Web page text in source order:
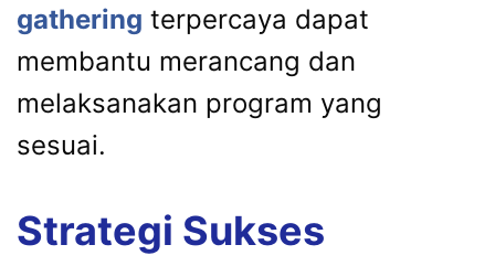
gathering terpercaya dapat
membantu merancang dan
melaksanakan program yang
sesuai.
Strategi Sukses